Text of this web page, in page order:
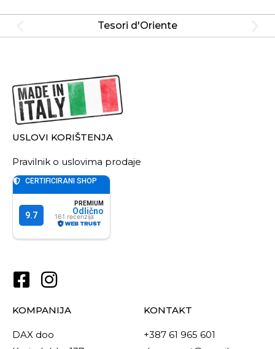
Tesori d'Oriente
USLOVI KORIŠTENJA
Pravilnik o uslovima prodaje
KOMPANIJA
DAX doo
KONTAKT
+387 61 965 601